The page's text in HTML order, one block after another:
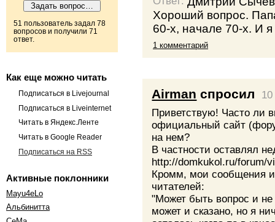
51 пользователь задал 78
вопросов и получили 71
ответ.
Как еще можно читать
Подписаться в Livejournal
Подписаться в Liveinternet
Читать в Яндекс.Ленте
Читать в Google Reader
Подписаться на RSS
Активные поклонники
Mayu4eLo
Альбинитта
Хороший вопрос.
60-х, начале 70-х. И
1 комментарий
Airman спросил
Приветствую! Часто ли
официальный сайт
на нем?
В частности оставлял
http://domkukol.ru/forum/
Кромм, мои сообщения
читателей:
"Может быть вопрос и не
может и сказано, но я